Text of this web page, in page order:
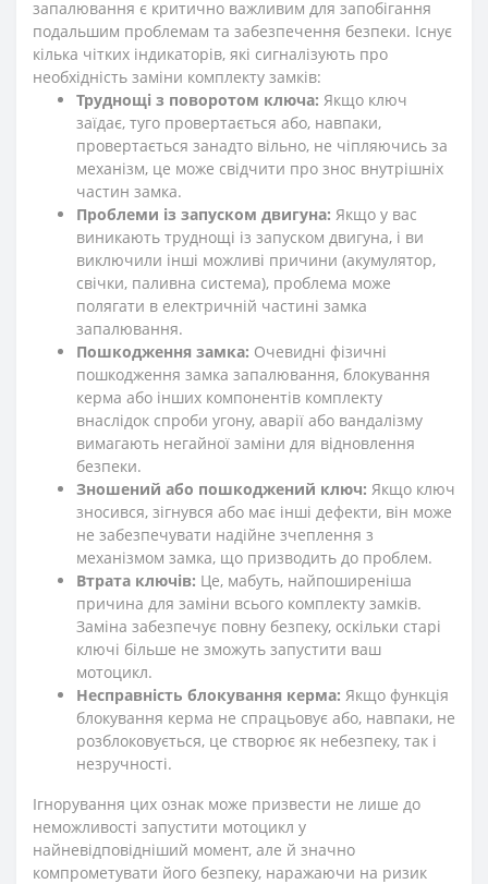
запалювання є критично важливим для запобігання
подальшим проблемам та забезпечення безпеки. Існує
кілька чітких індикаторів, які сигналізують про
необхідність заміни комплекту замків:
Труднощі з поворотом ключа: Якщо ключ
заїдає, туго провертається або, навпаки,
провертається занадто вільно, не чіпляючись за
механізм, це може свідчити про знос внутрішніх
частин замка.
Проблеми із запуском двигуна: Якщо у вас
виникають труднощі із запуском двигуна, і ви
виключили інші можливі причини (акумулятор,
свічки, паливна система), проблема може
полягати в електричній частині замка
запалювання.
Пошкодження замка: Очевидні фізичні
пошкодження замка запалювання, блокування
керма або інших компонентів комплекту
внаслідок спроби угону, аварії або вандалізму
вимагають негайної заміни для відновлення
безпеки.
Зношений або пошкоджений ключ: Якщо ключ
зносився, зігнувся або має інші дефекти, він може
не забезпечувати надійне зчеплення з
механізмом замка, що призводить до проблем.
Втрата ключів: Це, мабуть, найпоширеніша
причина для заміни всього комплекту замків.
Заміна забезпечує повну безпеку, оскільки старі
ключі більше не зможуть запустити ваш
мотоцикл.
Несправність блокування керма: Якщо функція
блокування керма не спрацьовує або, навпаки, не
розблоковується, це створює як небезпеку, так і
незручності.
Ігнорування цих ознак може призвести не лише до
неможливості запустити мотоцикл у
найневідповідніший момент, але й значно
компрометувати його безпеку, наражаючи на ризик